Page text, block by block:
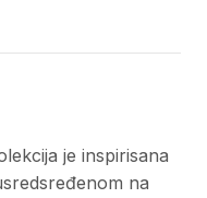
je inspirisana
na